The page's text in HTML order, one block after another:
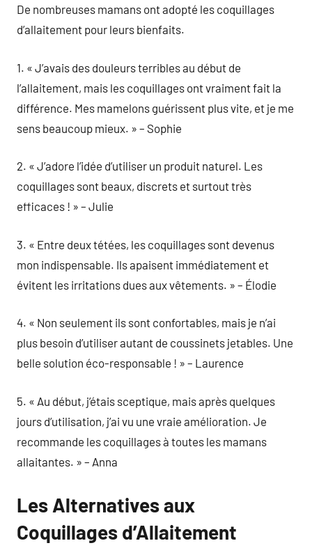
De nombreuses mamans ont adopté les coquillages
d’allaitement pour leurs bienfaits.
1. « J’avais des douleurs terribles au début de
l’allaitement, mais les coquillages ont vraiment fait la
différence. Mes mamelons guérissent plus vite, et je me
sens beaucoup mieux. » – Sophie
2. « J’adore l’idée d’utiliser un produit naturel. Les
coquillages sont beaux, discrets et surtout très
efficaces ! » – Julie
3. « Entre deux tétées, les coquillages sont devenus
mon indispensable. Ils apaisent immédiatement et
évitent les irritations dues aux vêtements. » – Élodie
4. « Non seulement ils sont confortables, mais je n’ai
plus besoin d’utiliser autant de coussinets jetables. Une
belle solution éco-responsable ! » – Laurence
5. « Au début, j’étais sceptique, mais après quelques
jours d’utilisation, j’ai vu une vraie amélioration. Je
recommande les coquillages à toutes les mamans
allaitantes. » – Anna
Les Alternatives aux
Coquillages d’Allaitement